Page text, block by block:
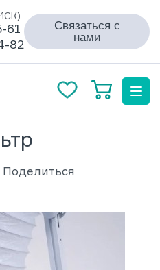
61
82
Связаться с
нами
Поделиться